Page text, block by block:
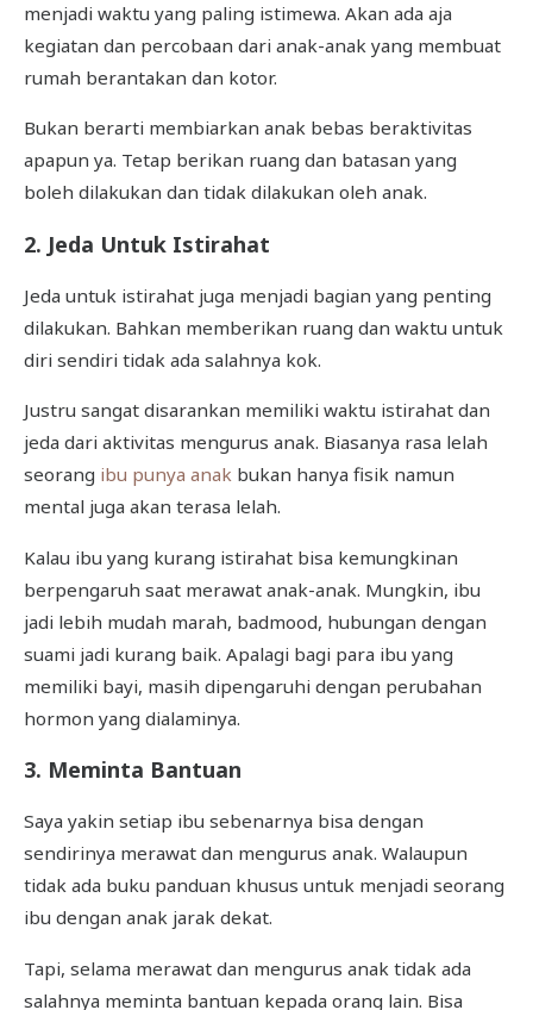
menjadi waktu yang paling istimewa. Akan ada aja
kegiatan dan percobaan dari anak-anak yang membuat
rumah berantakan dan kotor.
Bukan berarti membiarkan anak bebas beraktivitas
apapun ya. Tetap berikan ruang dan batasan yang
boleh dilakukan dan tidak dilakukan oleh anak.
2. Jeda Untuk Istirahat
Jeda untuk istirahat juga menjadi bagian yang penting
dilakukan. Bahkan memberikan ruang dan waktu untuk
diri sendiri tidak ada salahnya kok.
Justru sangat disarankan memiliki waktu istirahat dan
jeda dari aktivitas mengurus anak. Biasanya rasa lelah
seorang ibu punya anakbukan hanya fisik namun
mental juga akan terasa lelah.
Kalau ibu yang kurang istirahat bisa kemungkinan
berpengaruh saat merawat anak-anak. Mungkin, ibu
jadi lebih mudah marah, badmood, hubungan dengan
suami jadi kurang baik. Apalagi bagi para ibu yang
memiliki bayi, masih dipengaruhi dengan perubahan
hormon yang dialaminya.
3. Meminta Bantuan
Saya yakin setiap ibu sebenarnya bisa dengan
sendirinya merawat dan mengurus anak. Walaupun
tidak ada buku panduan khusus untuk menjadi seorang
ibu dengan anak jarak dekat.
Tapi, selama merawat dan mengurus anak tidak ada
salahnya meminta bantuan kepada orang lain. Bisa